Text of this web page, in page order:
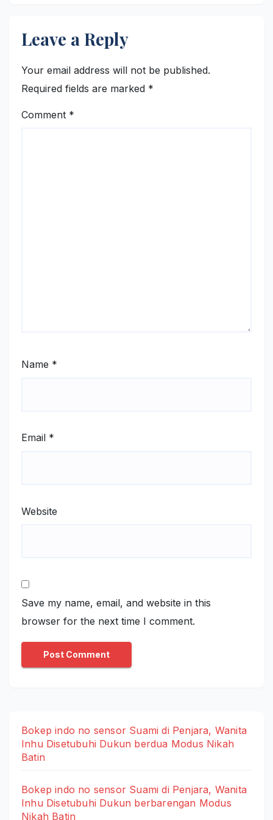
Leave a Reply
Your email address will not be published.
Required fields are marked *
Comment *
Name *
Email *
Website
Save my name, email, and website in this
browser for the next time I comment.
Bokep indo no sensor Suami di Penjara, Wanita
Inhu Disetubuhi Dukun berdua Modus Nikah
Batin
Bokep indo no sensor Suami di Penjara, Wanita
Inhu Disetubuhi Dukun berbarengan Modus
Nikah Batin